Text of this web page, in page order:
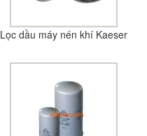
Lọc dầu máy nén khí Kaeser